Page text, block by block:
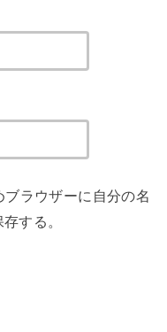
ラウザーに自分の名
する。